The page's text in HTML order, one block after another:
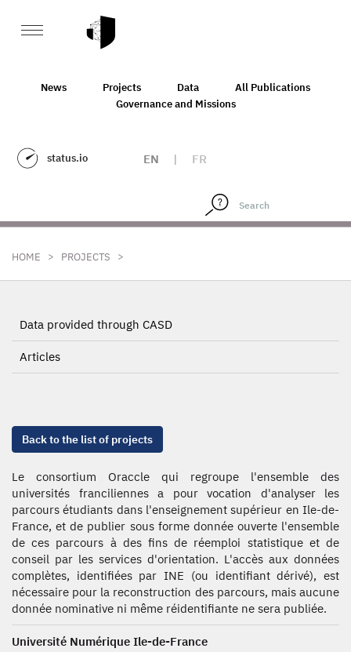
News Projects Data
All Publications
Governance and Missions
status.io EN | FR
HOME > PROJECTS >
Data provided through CASD
Articles
Back to the list of projects
Le consortium Oraccle qui regroupe l'ensemble des
universités franciliennes a pour vocation d'analyser les
parcours étudiants dans l'enseignement supérieur en Ile-de-
France, et de publier sous forme donnée ouverte l'ensemble
de ces parcours à des fins de réemploi statistique et de
conseil par les services d'orientation. L'accès aux données
complètes, identifiées par INE (ou identifiant dérivé), est
nécessaire pour la reconstruction des parcours, mais aucune
donnée nominative ni même réidentifiante ne sera publiée.
Université Numérique Ile-de-France